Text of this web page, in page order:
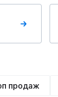
продаж